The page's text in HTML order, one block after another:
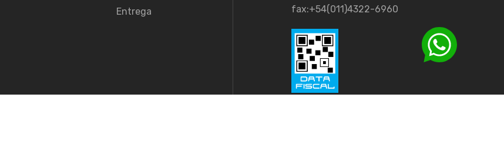
Entrega
fax:+54(011)4322-6960